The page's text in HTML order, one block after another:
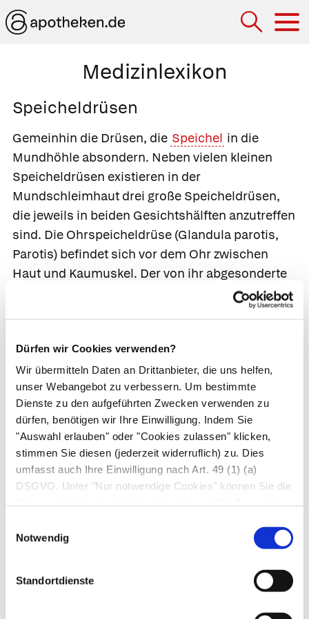
Dürfen wir Cookies verwenden?
Wir übermitteln Daten an Drittanbieter, die uns helfen,
unser Webangebot zu verbessern. Um bestimmte
Dienste zu den aufgeführten Zwecken verwenden zu
dürfen, benötigen wir Ihre Einwilligung. Indem Sie
"Auswahl erlauben" oder "Cookies zulassen" klicken,
stimmen Sie diesen (jederzeit widerruflich) zu. Dies
umfasst auch Ihre Einwilligung nach Art. 49 (1) (a)
DSGVO. Unter "Nur notwendige Cookies" können Sie die
Notwendig
Standortdienste
Medizinlexikon
Speicheldrüsen
Gemeinhin die Drüsen, die Speichel in die
Mundhöhle absondern. Neben vielen kleinen
Speicheldrüsen existieren in der
Mundschleimhaut drei große Speicheldrüsen,
die jeweils in beiden Gesichtshälften anzutreffen
sind. Die Ohrspeicheldrüse (Glandula parotis,
Parotis) befindet sich vor dem Ohr zwischen
Haut und Kaumuskel. Der von ihr abgesonderte
Schleim tritt oberhalb des zweiten oberen
Mahlzahns in die Mundhöhle. Er ist dünnflüssig
Vorverdauung von Stärke. Die
..Unterkieferspeicheldrüse(Glandula
submandibularis) liegt unter dem Kieferbogen an
der Innenseite des Unterkiefers. Ihr
Ausführungsgang endet unter der Zunge in einer
Erhebung nahe des Zungenbändchens. Auch der
Ausführungsgang derUnterzungendrüse
Glandula sublingualis) mündet an dieser Stelle.
Zusätzlich weist die Unterzungendrüse viele
kürzere Ausführungsgänge beidseitig der Zunge
auf. Sie befindet sich direkt auf der
überwiegend Schleimstoffe. An den Zähnen